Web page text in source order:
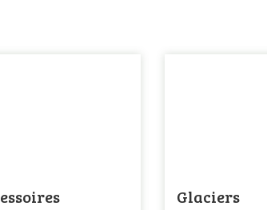
Glaciers